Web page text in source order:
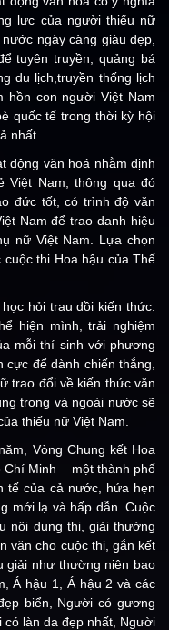
lực của người thiếu nữ
ngày càng giàu đẹp,
tuyên truyền, quảng bá
du lịch,truyền thống lịch
hồn con người Việt Nam
quốc tế trong thời kỳ hội
nhất.
động văn hoá nhằm định
Việt Nam, thông qua đó
đức tốt, có trình độ văn
Nam để trao danh hiệu
nữ Việt Nam. Lựa chọn
thi Hoa hậu của Thế
hỏi trau dồi kiến thức.
hiện mình, trải nghiệm
mỗi thí sinh với phương
để dành chiến thắng,
trao đổi về kiến thức văn
trong và ngoài nước sẽ
thiếu nữ Việt Nam.
Vòng Chung kết Hoa
Minh – một thành phố
tế của cả nước, hứa hẹn
mới lạ và hấp dẫn. Cuộc
nội dung thi, giải thưởng
văn cho cuộc thi, gắn kết
giải như thường niên bao
Á hậu 1, Á hậu 2 và các
biển, Người có gương
làn da đẹp nhất, Người